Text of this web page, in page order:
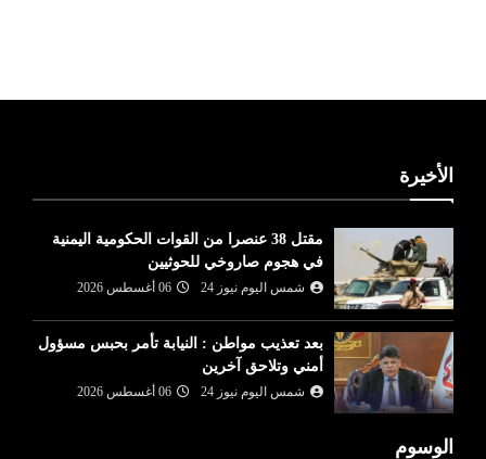
الأخيرة
مقتل 38 عنصرا من القوات الحكومية اليمنية
في هجوم صاروخي للحوثيين
شمس اليوم نيوز 24 06 أغسطس 2026
بعد تعذيب مواطن : النيابة تأمر بحبس مسؤول
أمني وتلاحق آخرين
شمس اليوم نيوز 24 06 أغسطس 2026
الوسوم